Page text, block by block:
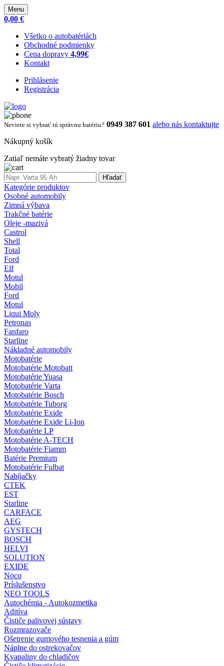
Menu
0,00 €
Všetko o autobatériách
Obchodné podmienky
Cena dopravy 4,99€
Kontakt
Prihlásenie
Registrácia
Neviete si vybrať tú správnu batériu? 0949 387 601 alebo nás kontaktujte
Nákupný košík
Zatiaľ nemáte vybratý žiadny tovar
Hľadať
Kategórie produktov
Osobné automobily
Zimná výbava
Trakčné batérie
Oleje -mazivá
Castrol
Shell
Total
Ford
Elf
Motul
Mobil
Ford
Motul
Liqui Moly
Petronas
Fanfaro
Starline
Nákladné automobily
Motobatérie
Motobatérie Motobatt
Motobatérie Yuasa
Motobatérie Varta
Motobatérie Bosch
Motobatérie Tuborg
Motobatérie Exide
Motobatérie Exide Li-Ion
Motobatérie LP
Motobatérie A-TECH
Motobatérie Fiamm
Batérie Premium
Motobatérie Fulbat
Nabíjačky
CTEK
EST
Starline
CARFACE
AEG
GYSTECH
BOSCH
HELVI
SOLUTION
EXIDE
Noco
Príslušenstvo
NEO TOOLS
Autochémia - Autokozmetika
Aditíva
Čističe palivovej sústavy
Rozmrazovače
Ošetrenie gumového tesnenia a gúm
Náplne do ostrekovačov
Kvapaliny do chladičov